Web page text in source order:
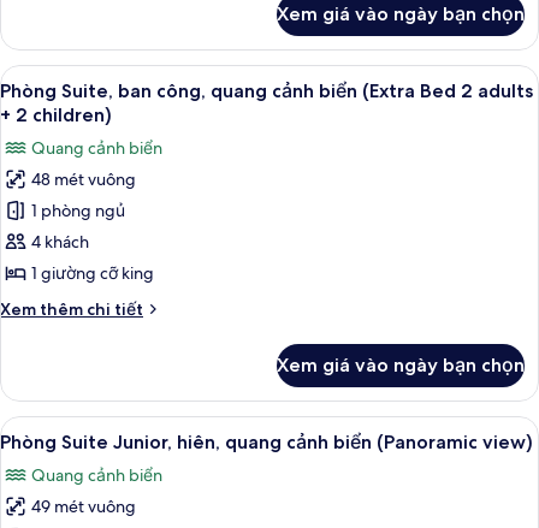
Phòng
Suite,
ban
công,
cảnh
biển
Xem giá vào ngày bạn chọn
Xem
tất
ảnh
Phòng
Suite,
ban
công,
quang
cảnh
(Extra
Bed
2
adults
+
2
Bộ đồ giường kháng dị ứng,
4
Phòng Suite, ban công, quang cảnh biển (Extra Bed 2 adults
+ 2 children)
Quang cảnh biển
48 mét vuông
1 phòng ngủ
4 khách
1 giường cỡ king
Xem thêm chi tiết
Chi
Phòng
Suite,
ban
quang
cảnh
Xem giá vào ngày bạn chọn
Xem
tất
cả
ảnh
Phòng Suite Junior, hiên, quang
4
Phòng Suite Junior, hiên, quang cảnh biển (Panoramic view)
Quang cảnh biển
49 mét vuông